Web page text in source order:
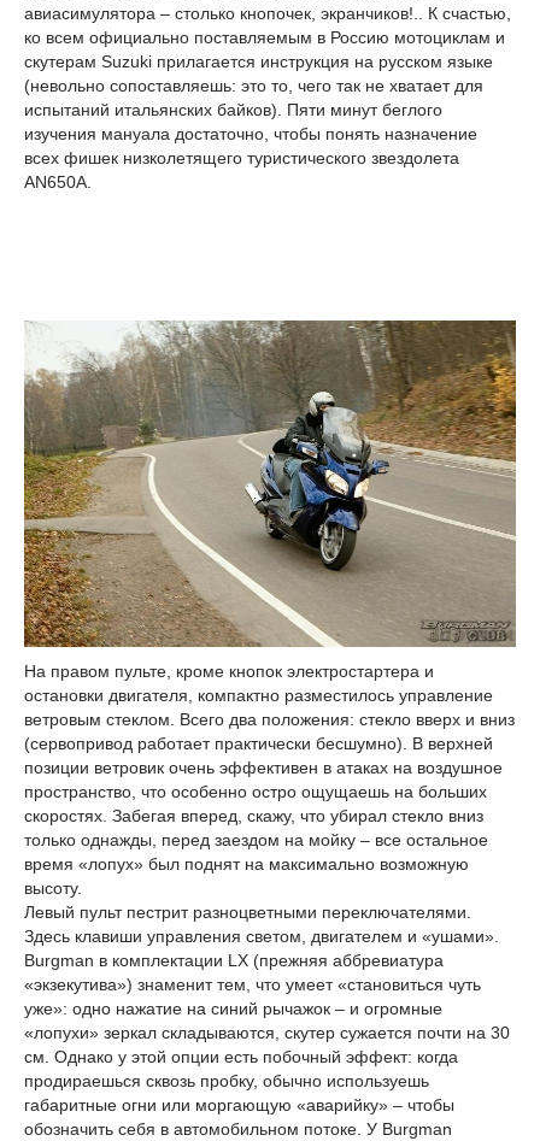
авиасимулятора – столько кнопочек, экранчиков!.. К счастью,
ко всем официально поставляемым в Россию мотоциклам и
скутерам Suzuki прилагается инструкция на русском языке
(невольно сопоставляешь: это то, чего так не хватает для
испытаний итальянских байков). Пяти минут беглого
изучения мануала достаточно, чтобы понять назначение
всех фишек низколетящего туристического звездолета
AN650A.
На правом пульте, кроме кнопок электростартера и
остановки двигателя, компактно разместилось управление
ветровым стеклом. Всего два положения: стекло вверх и вниз
(сервопривод работает практически бесшумно). В верхней
позиции ветровик очень эффективен в атаках на воздушное
пространство, что особенно остро ощущаешь на больших
скоростях. Забегая вперед, скажу, что убирал стекло вниз
только однажды, перед заездом на мойку – все остальное
время «лопух» был поднят на максимально возможную
высоту.
Левый пульт пестрит разноцветными переключателями.
Здесь клавиши управления светом, двигателем и «ушами».
Burgman в комплектации LX (прежняя аббревиатура
«экзекутива») знаменит тем, что умеет «становиться чуть
уже»: одно нажатие на синий рычажок – и огромные
«лопухи» зеркал складываются, скутер сужается почти на 30
см. Однако у этой опции есть побочный эффект: когда
продираешься сквозь пробку, обычно используешь
габаритные огни или моргающую «аварийку» – чтобы
обозначить себя в автомобильном потоке. У Burgman